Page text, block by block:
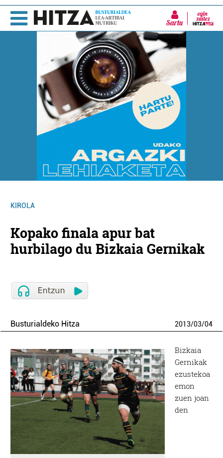
Sartu
KIROLA
Kopako finala apur bat
hurbilago du Bizkaia Gernikak
Busturialdeko Hitza 2013/03/04
Bizkaia
Gernikak
ezustekoa
emon
zuen joan
den